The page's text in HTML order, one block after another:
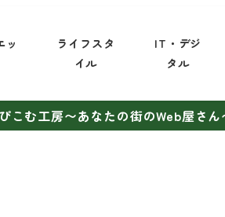
ッ
ライフスタ
イル
IT・デジ
タル
こむ工房〜あなたの街のWeb屋さ